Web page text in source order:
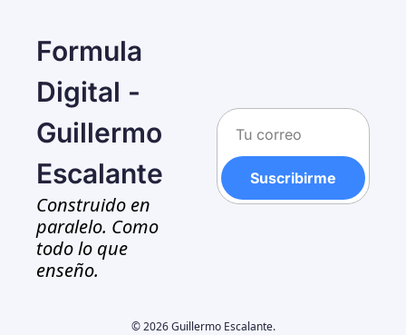
Formula
Digital -
Guillermo
Escalante
Construido en
paralelo. Como
todo lo que
enseño.
Suscribirme
© 2026 Guillermo Escalante.